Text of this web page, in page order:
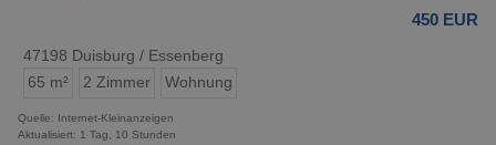
450 EUR
47198 Duisburg / Essenberg
65 m²
2 Zimmer Wohnung
Quelle: Internet-Kleinanzeigen
Aktualisiert: 1 Tag, 10 Stunden